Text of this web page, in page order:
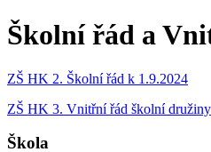
Školní řád a
ZŠ HK 2. Školní řád k 1.9.2024
ZŠ HK 3. Vnitřní řád školní družiny
Škola